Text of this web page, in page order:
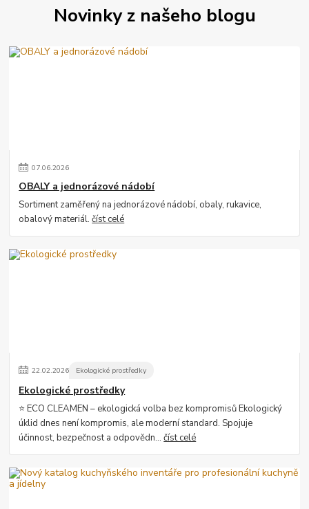
Novinky z našeho blogu
07.06.2026
OBALY a jednorázové nádobí
Sortiment zaměřený na jednorázové nádobí, obaly, rukavice,
obalový materiál.číst celé
22.02.2026 Ekologické prostředky
Ekologické prostředky
⭐ ECO CLEAMEN – ekologická volba bez kompromisů Ekologický
úklid dnes není kompromis, ale moderní standard. Spojuje
účinnost, bezpečnost a odpovědn...číst celé